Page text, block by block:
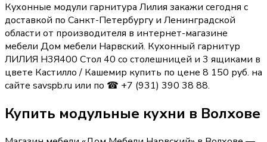
Кухонные модули гарнитура Лилия закажи сегодня с
доставкой по Санкт-Петербургу и Ленинградской
области от производителя в интернет-магазине
мебели Дом мебели Нарвский. Кухонный гарнитур
ЛИЛИЯ Н3Я400 Стол 40 со столешницей и 3 ящиками в
цвете Кастилло / Кашемир купить по цене 8 150 руб. на
сайте savspb.ru или по ☎ +7 (931) 390 38 88.
Купить модульные кухни в Волхове